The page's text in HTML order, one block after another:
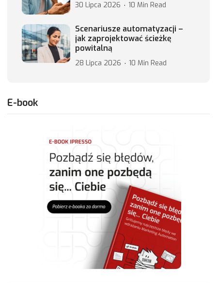
30 Lipca 2026 10 Min Read
Scenariusze automatyzacji –
jak zaprojektować ścieżkę
powitalną
28 Lipca 2026 10 Min Read
E-book